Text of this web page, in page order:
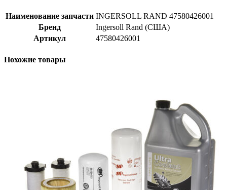
Наименование запчасти INGERSOLL RAND 47580426001
Бренд
Ingersoll Rand (США)
Артикул
47580426001
Похожие товары